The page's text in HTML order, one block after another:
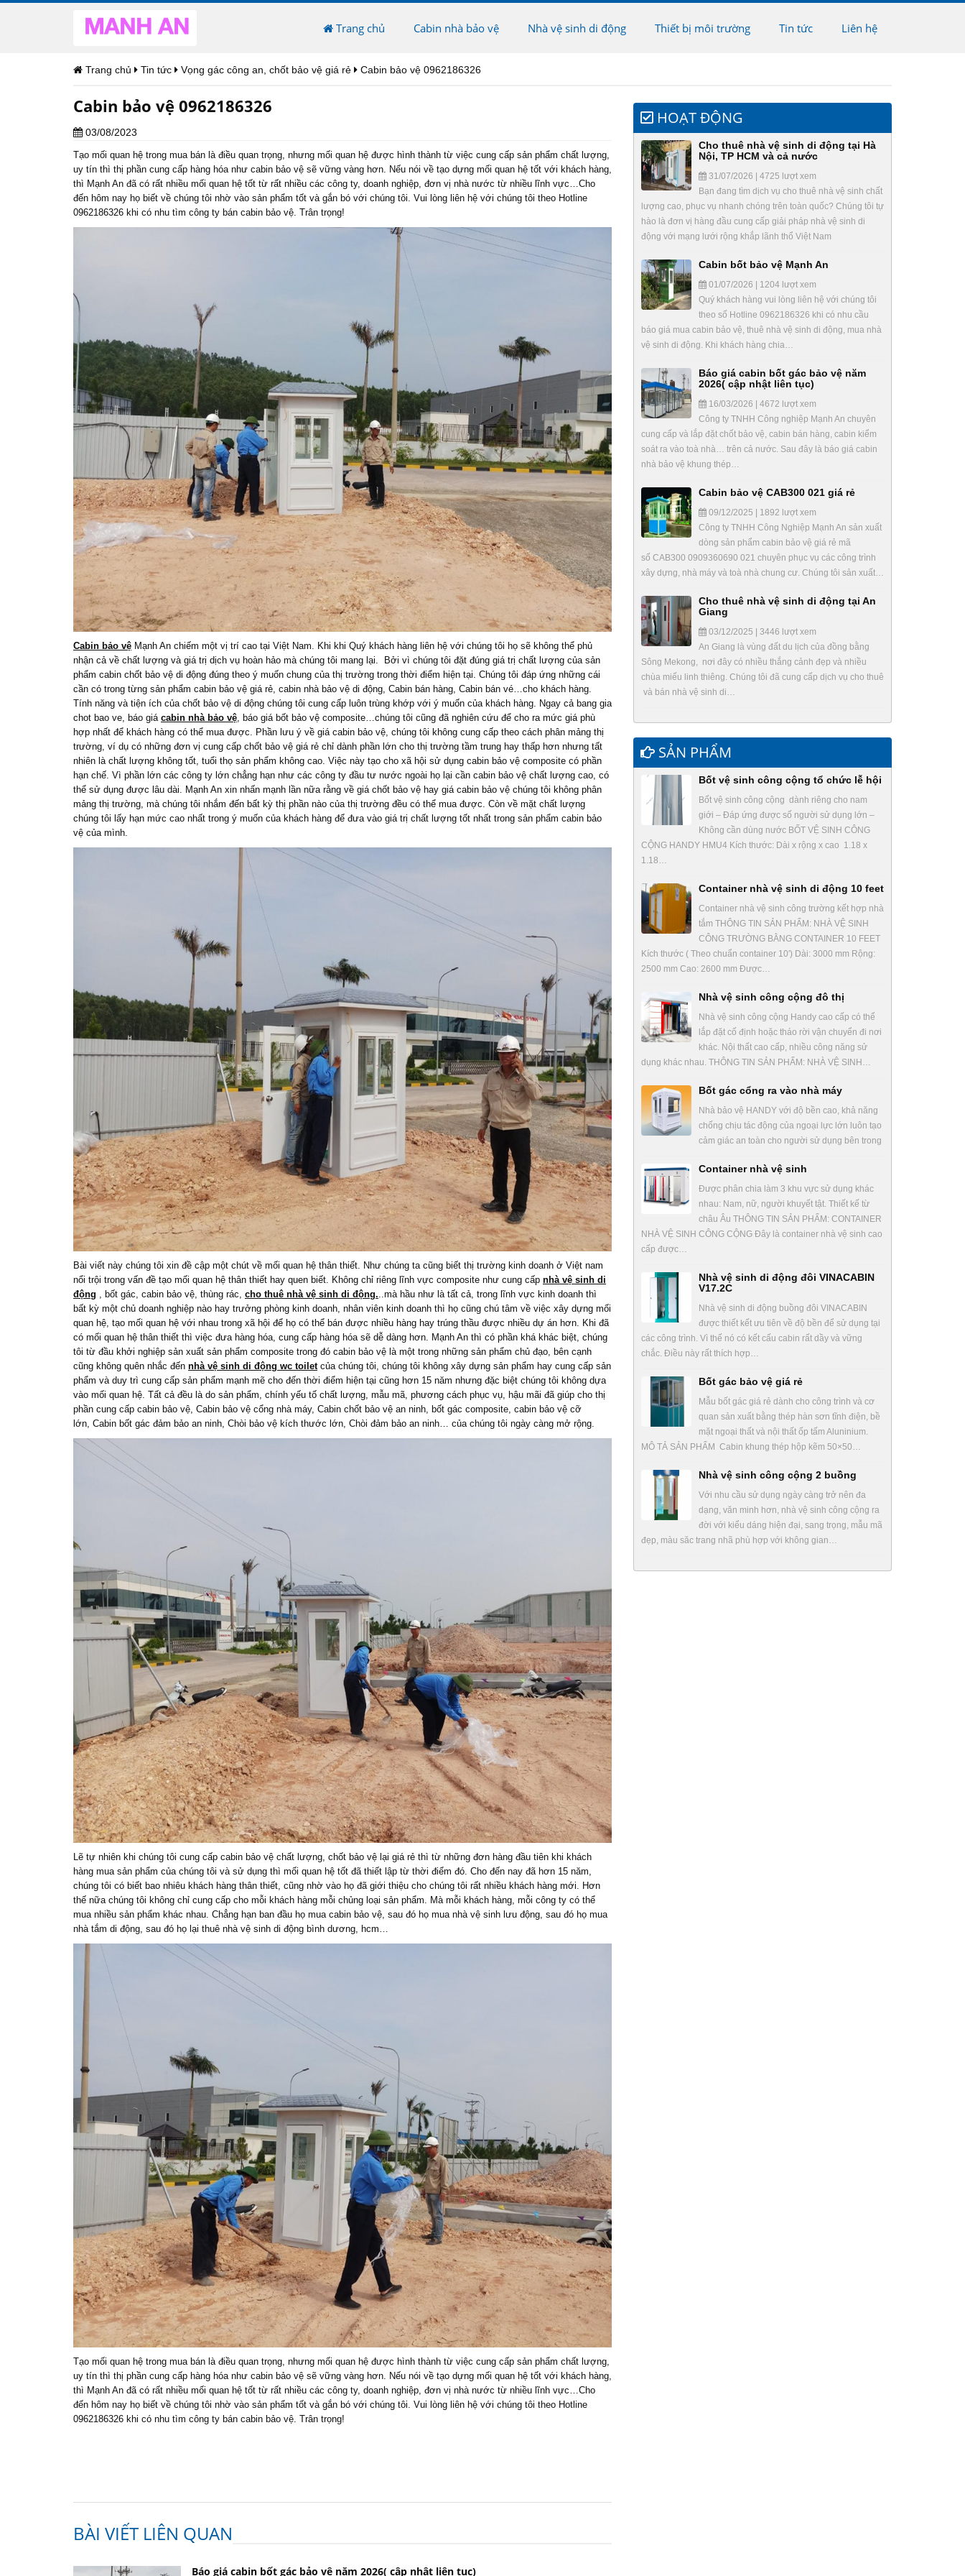
Trang chủ Cabin nhà bảo vệ Nhà vệ sinh di động Thiết bị môi trường Tin tức Liên hệ
Trang chủ Tin tức Vọng gác công an, chốt bảo vệ giá rẻ Cabin bảo vệ 0962186326
Cabin bảo vệ 0962186326
03/08/2023
Tạo mối quan hệ trong mua bán là điều quan trọng, nhưng mối quan hệ được hình thành từ việc cung cấp sản phẩm chất lượng,
uy tín thì thị phần cung cấp hàng hóa như cabin bảo vệ sẽ vững vàng hơn. Nếu nói về tạo dựng mối quan hệ tốt với khách hàng,
thì Mạnh An đã có rất nhiều mối quan hệ tốt từ rất nhiều các công ty, doanh nghiệp, đơn vị nhà nước từ nhiều lĩnh vực…Cho
đến hôm nay họ biết về chúng tôi nhờ vào sản phẩm tốt và gắn bó với chúng tôi. Vui lòng liên hệ với chúng tôi theo Hotline
0962186326 khi có nhu tìm công ty bán cabin bảo vệ. Trân trọng!
Cabin bảo vệ Mạnh An chiếm một vị trí cao tại Việt Nam. Khi khi Quý khách hàng liên hệ với chúng tôi họ sẽ không thể phủ
nhận cả về chất lượng và giá trị dịch vụ hoàn hảo mà chúng tôi mang lại. Bởi vì chúng tôi đặt đúng giá trị chất lượng của sản
phẩm cabin chốt bảo vệ di động đúng theo ý muốn chung của thị trường trong thời điểm hiện tại. Chúng tôi đáp ứng những cái
cần có trong từng sản phẩm cabin bảo vệ giá rẻ, cabin nhà bảo vệ di động, Cabin bán hàng, Cabin bán vé…cho khách hàng.
Tính năng và tiện ích của chốt bảo vệ di động chúng tôi cung cấp luôn trùng khớp với ý muốn của khách hàng. Ngay cả bang gia
chot bao ve, báo giá cabin nhà bảo vệ , báo giá bốt bảo vệ composite…chúng tôi cũng đã nghiên cứu để cho ra mức giá phù
hợp nhất để khách hàng có thể mua được. Phần lưu ý về giá cabin bảo vệ, chúng tôi không cung cấp theo cách phân mảng thị
trường, ví dụ có những đơn vị cung cấp chốt bảo vệ giá rẻ chỉ dành phần lớn cho thị trường tầm trung hay thấp hơn nhưng tất
nhiên là chất lượng không tốt, tuổi thọ sản phẩm không cao. Việc này tạo cho xã hội sử dụng cabin bảo vệ composite có phần
hạn chế. Vì phần lớn các công ty lớn chẳng hạn như các công ty đầu tư nước ngoài họ lại cần cabin bảo vệ chất lượng cao, có
thể sử dụng được lâu dài. Mạnh An xin nhấn mạnh lần nữa rằng về giá chốt bảo vệ hay giá cabin bảo vệ chúng tôi không phân
mảng thị trường, mà chúng tôi nhắm đến bất kỳ thị phần nào của thị trường đều có thể mua được. Còn về mặt chất lượng
chúng tôi lấy hạn mức cao nhất trong ý muốn của khách hàng để đưa vào giá trị chất lượng tốt nhất trong sản phẩm cabin bảo
vệ của mình.
Bài viết này chúng tôi xin đề cập một chút về mối quan hệ thân thiết. Như chúng ta cũng biết thị trường kinh doanh ở Việt nam
nổi trội trong vấn đề tạo mối quan hệ thân thiết hay quen biết. Không chỉ riêng lĩnh vực composite như cung cấp nhà vệ sinh di
động , bốt gác, cabin bảo vệ, thùng rác, cho thuê nhà vệ sinh di động...mà hầu như là tất cả, trong lĩnh vực kinh doanh thì
bất kỳ một chủ doanh nghiệp nào hay trưởng phòng kinh doanh, nhân viên kinh doanh thì họ cũng chú tâm về việc xây dựng mối
quan hệ, tạo mối quan hệ với nhau trong xã hội để họ có thể bán được nhiều hàng hay trúng thầu được nhiều dự án hơn. Khi đã
có mối quan hệ thân thiết thì việc đưa hàng hóa, cung cấp hàng hóa sẽ dễ dàng hơn. Mạnh An thì có phần khá khác biệt, chúng
tôi từ đầu khởi nghiệp sản xuất sản phẩm composite trong đó cabin bảo vệ là một trong những sản phẩm chủ đạo, bên cạnh
cũng không quên nhắc đến nhà vệ sinh di động wc toiletcủa chúng tôi, chúng tôi không xây dựng sản phẩm hay cung cấp sản
phẩm và duy trì cung cấp sản phẩm mạnh mẽ cho đến thời điểm hiện tại cũng hơn 15 năm nhưng đặc biệt chúng tôi không dựa
vào mối quan hệ. Tất cả đều là do sản phẩm, chính yếu tố chất lượng, mẫu mã, phương cách phục vụ, hậu mãi đã giúp cho thị
phần cung cấp cabin bảo vệ, Cabin bảo vệ cổng nhà máy, Cabin chốt bảo vệ an ninh, bốt gác composite, cabin bảo vệ cỡ
lớn, Cabin bốt gác đảm bảo an ninh, Chòi bảo vệ kích thước lớn, Chòi đảm bảo an ninh… của chúng tôi ngày càng mở rộng.
Lẽ tự nhiên khi chúng tôi cung cấp cabin bảo vệ chất lượng, chốt bảo vệ lại giá rẻ thì từ những đơn hàng đầu tiên khi khách
hàng mua sản phẩm của chúng tôi và sử dụng thì mối quan hệ tốt đã thiết lập từ thời điểm đó. Cho đến nay đã hơn 15 năm,
chúng tôi có biết bao nhiêu khách hàng thân thiết, cũng nhờ vào họ đã giới thiệu cho chúng tôi rất nhiều khách hàng mới. Hơn
thế nữa chúng tôi không chỉ cung cấp cho mỗi khách hàng mỗi chủng loại sản phẩm. Mà mỗi khách hàng, mỗi công ty có thể
mua nhiều sản phẩm khác nhau. Chẳng hạn ban đầu họ mua cabin bảo vệ, sau đó họ mua nhà vệ sinh lưu động, sau đó họ mua
nhà tắm di động, sau đó họ lại thuê nhà vệ sinh di động bình dương, hcm…
Tạo mối quan hệ trong mua bán là điều quan trọng, nhưng mối quan hệ được hình thành từ việc cung cấp sản phẩm chất lượng,
uy tín thì thị phần cung cấp hàng hóa như cabin bảo vệ sẽ vững vàng hơn. Nếu nói về tạo dựng mối quan hệ tốt với khách hàng,
thì Mạnh An đã có rất nhiều mối quan hệ tốt từ rất nhiều các công ty, doanh nghiệp, đơn vị nhà nước từ nhiều lĩnh vực…Cho
đến hôm nay họ biết về chúng tôi nhờ vào sản phẩm tốt và gắn bó với chúng tôi. Vui lòng liên hệ với chúng tôi theo Hotline
0962186326 khi có nhu tìm công ty bán cabin bảo vệ. Trân trọng!
BÀI VIẾT LIÊN QUAN
Báo giá cabin bốt gác bảo vệ năm 2026( cập nhật liên tục)
HOẠT ĐỘNG
Cho thuê nhà vệ sinh di động tại Hà
Nội, TP HCM và cả nước
31/07/2026 | 4725 lượt xem
Bạn đang tìm dịch vụ cho thuê nhà vệ sinh chất
lượng cao, phục vụ nhanh chóng trên toàn quốc? Chúng tôi tự
hào là đơn vị hàng đầu cung cấp giải pháp nhà vệ sinh di
động với mạng lưới rộng khắp lãnh thổ Việt Nam
Cabin bốt bảo vệ Mạnh An
01/07/2026 | 1204 lượt xem
Quý khách hàng vui lòng liên hệ với chúng tôi
theo số Hotline 0962186326 khi có nhu cầu
báo giá mua cabin bảo vệ, thuê nhà vệ sinh di động, mua nhà
vệ sinh di động. Khi khách hàng chia…
Báo giá cabin bốt gác bảo vệ năm
2026( cập nhật liên tục)
16/03/2026 | 4672 lượt xem
Công ty TNHH Công nghiệp Mạnh An chuyên
cung cấp và lắp đặt chốt bảo vệ, cabin bán hàng, cabin kiểm
soát ra vào toà nhà… trên cả nước. Sau đây là báo giá cabin
nhà bảo vệ khung thép…
Cabin bảo vệ CAB300 021 giá rẻ
09/12/2025 | 1892 lượt xem
Công ty TNHH Công Nghiệp Mạnh An sản xuất
dòng sản phẩm cabin bảo vệ giá rẻ mã
số CAB300 0909360690 021 chuyên phục vụ các công trình
xây dựng, nhà máy và toà nhà chung cư. Chúng tôi sản xuất…
Cho thuê nhà vệ sinh di động tại An
Giang
03/12/2025 | 3446 lượt xem
An Giang là vùng đất du lịch của đồng bằng
Sông Mekong, nơi đây có nhiều thắng cảnh đẹp và nhiều
chùa miếu linh thiêng. Chúng tôi đã cung cấp dịch vụ cho thuê
và bán nhà vệ sinh di…
SẢN PHẨM
Bốt vệ sinh công cộng tổ chức lễ hội
Bốt vệ sinh công cộng dành riêng cho nam
giới – Đáp ứng được số người sử dụng lớn –
Không cần dùng nước BỐT VỆ SINH CÔNG
CỘNG HANDY HMU4 Kích thước: Dài x rộng x cao 1.18 x
1.18…
Container nhà vệ sinh di động 10 feet
Container nhà vệ sinh công trường kết hợp nhà
tắm THÔNG TIN SẢN PHẨM: NHÀ VỆ SINH
CÔNG TRƯỜNG BẰNG CONTAINER 10 FEET
Kích thước ( Theo chuẩn container 10′) Dài: 3000 mm Rộng:
2500 mm Cao: 2600 mm Được…
Nhà vệ sinh công cộng đô thị
Nhà vệ sinh công cộng Handy cao cấp có thể
lắp đặt cố định hoặc tháo rời vận chuyển đi nơi
khác. Nội thất cao cấp, nhiều công năng sử
dụng khác nhau. THÔNG TIN SẢN PHẨM: NHÀ VỆ SINH…
Bốt gác cổng ra vào nhà máy
Nhà bảo vệ HANDY với độ bền cao, khả năng
chống chịu tác động của ngoại lực lớn luôn tạo
cảm giác an toàn cho người sử dụng bên trong
Container nhà vệ sinh
Được phân chia làm 3 khu vực sử dụng khác
nhau: Nam, nữ, người khuyết tật. Thiết kế từ
châu Âu THÔNG TIN SẢN PHẨM: CONTAINER
NHÀ VỆ SINH CÔNG CỘNG Đây là container nhà vệ sinh cao
cấp được…
Nhà vệ sinh di động đôi VINACABIN
V17.2C
Nhà vệ sinh di động buồng đôi VINACABIN
được thiết kết ưu tiên về độ bền để sử dụng tại
các công trình. Vì thế nó có kết cấu cabin rất dầy và vững
chắc. Điều này rất thích hợp…
Bốt gác bảo vệ giá rẻ
Mẫu bốt gác giá rẻ dành cho công trình và cơ
quan sản xuất bằng thép hàn sơn tĩnh điện, bề
mặt ngoại thất và nội thất ốp tấm Aluninium.
MÔ TẢ SẢN PHẨM Cabin khung thép hộp kẽm 50×50…
Nhà vệ sinh công cộng 2 buồng
Với nhu cầu sử dụng ngày càng trở nên đa
dạng, văn minh hơn, nhà vệ sinh công cộng ra
đời với kiểu dáng hiện đại, sang trọng, mẫu mã
đẹp, màu săc trang nhã phù hợp với không gian…